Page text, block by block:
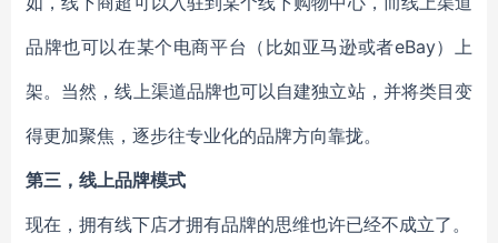
品牌也可以在某个电商平台（比如亚马逊或者eBay）上
架。当然，线上渠道品牌也可以自建独立站，并将类目变
得更加聚焦，逐步往专业化的品牌方向靠拢。
第三，线上品牌模式
现在，拥有线下店才拥有品牌的思维也许已经不成立了。